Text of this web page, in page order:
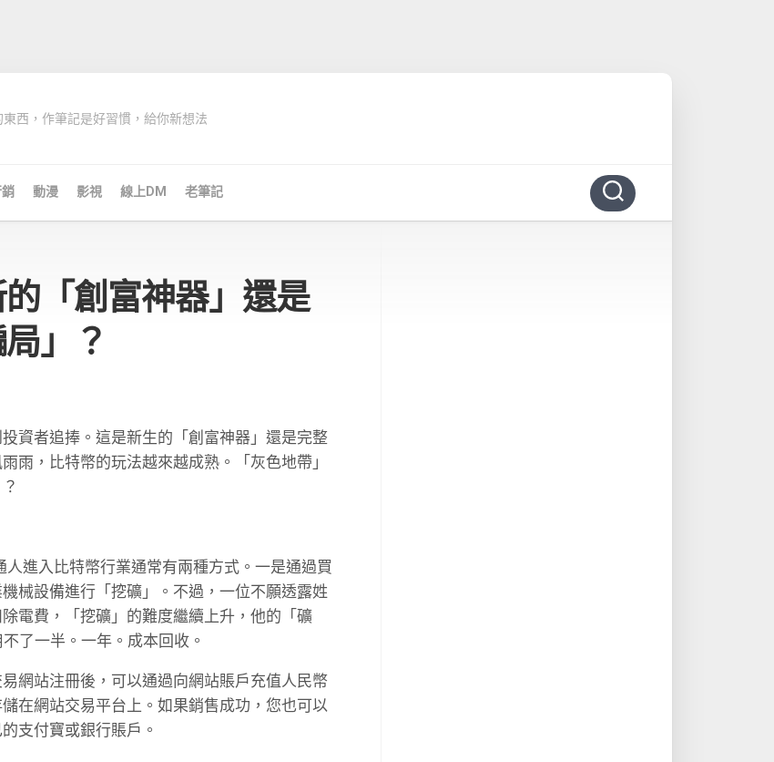
東西，作筆記是好習慣，給你新想法
動漫 影視 線上DM 老筆記
「創富神器」還是
」？
資者追捧。這是新生的「創富神器」還是完整
雨，比特幣的玩法越來越成熟。「灰色地帶」
人進入比特幣行業通常有兩種方式。一是通過買
械設備進行「挖礦」。不過，一位不願透露姓
電費，「挖礦」的難度繼續上升，他的「礦
了一半。一年。成本回收。
網站注冊後，可以通過向網站賬戶充值人民幣
在網站交易平台上。如果銷售成功，您也可以
支付寶或銀行賬戶。